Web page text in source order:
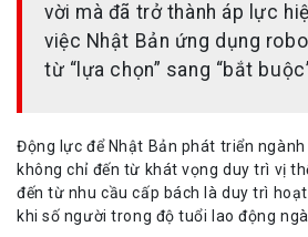
vời mà đã trở thành áp lực
việc Nhật Bản ứng dụng
từ “lựa chọn” sang “bắt
Động lực để Nhật Bản phát triển
không chỉ đến từ khát vọng duy trì vị
đến từ nhu cầu cấp bách là duy trì
khi số người trong độ tuổi lao động